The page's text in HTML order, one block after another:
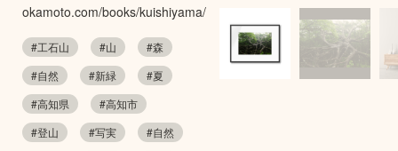
okamoto.com/books/kuishiyama/
#工石山 #山
#森
#自然
#新緑
#夏
#高知県
#高知市
#登山
#写実
#自然